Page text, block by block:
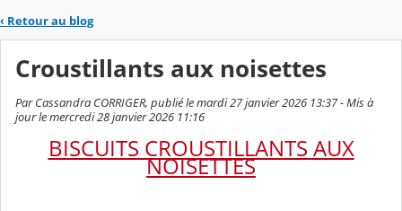
‹ Retour au blog
Croustillants aux noisettes
Par Cassandra CORRIGER, publié le mardi 27 janvier 2026 13:37 - Mis à
jour le mercredi 28 janvier 2026 11:16
BISCUITS CROUSTILLANTS AUX
NOISETTES